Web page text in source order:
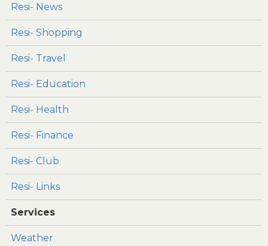
Resi- News
Resi- Shopping
Resi- Travel
Resi- Education
Resi- Health
Resi- Finance
Resi- Club
Resi- Links
Services
Weather